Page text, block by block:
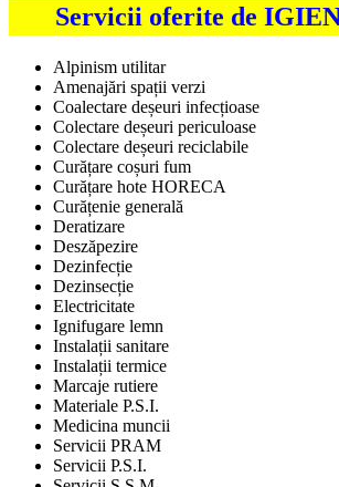
Servicii oferite de
Alpinism utilitar
Amenajări spații verzi
Coalectare deșeuri infecțioase
Colectare deșeuri periculoase
Colectare deșeuri reciclabile
Curățare coșuri fum
Curățare hote HORECA
Curățenie generală
Deratizare
Deszăpezire
Dezinfecție
Dezinsecție
Electricitate
Ignifugare lemn
Instalații sanitare
Instalații termice
Marcaje rutiere
Materiale P.S.I.
Medicina muncii
Servicii PRAM
Servicii P.S.I.